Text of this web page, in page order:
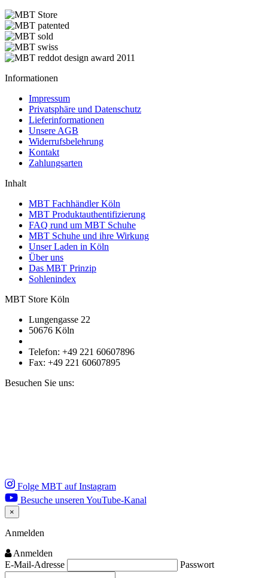
Informationen
Impressum
Privatsphäre und Datenschutz
Lieferinformationen
Unsere AGB
Widerrufsbelehrung
Kontakt
Zahlungsarten
Inhalt
MBT Fachhändler Köln
MBT Produktauthentifizierung
FAQ rund um MBT Schuhe
MBT Schuhe und ihre Wirkung
Unser Laden in Köln
Über uns
Das MBT Prinzip
Sohlenindex
MBT Store Köln
Lungengasse 22
50676 Köln
Telefon: +49 221 60607896
Fax: +49 221 60607895
Besuchen Sie uns:
Folge MBT auf Instagram
Besuche unseren YouTube-Kanal
×
Close
Anmelden
Anmelden
E-Mail-Adresse
Passwort